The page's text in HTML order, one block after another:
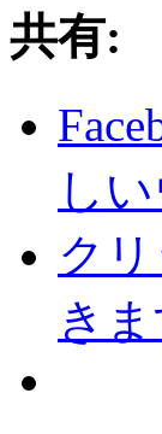
共有:
し
ク
き